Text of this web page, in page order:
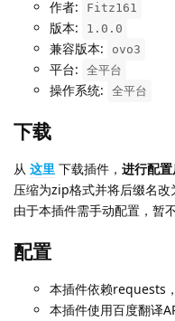
作者: Fitz161
版本: 1.0.0
兼容版本: ovo3
平台: 全平台
操作系统: 全平台
下载
从 这里 下载插件， 进行配
压缩为zip格式并将后缀名改
由于本插件需手动配置，暂
配置
本插件依赖requests
本插件使用百度翻译